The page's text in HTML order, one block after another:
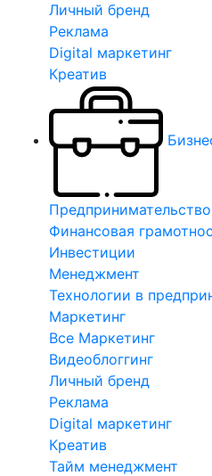
Личный бренд
Реклама
Digital маркетинг
Креатив
Предпринимательство
Финансовая
Инвестиции
Менеджмент
Технологии в
Маркетинг
Все Маркетинг
Видеоблоггинг
Личный бренд
Реклама
Digital маркетинг
Креатив
Тайм менеджмент